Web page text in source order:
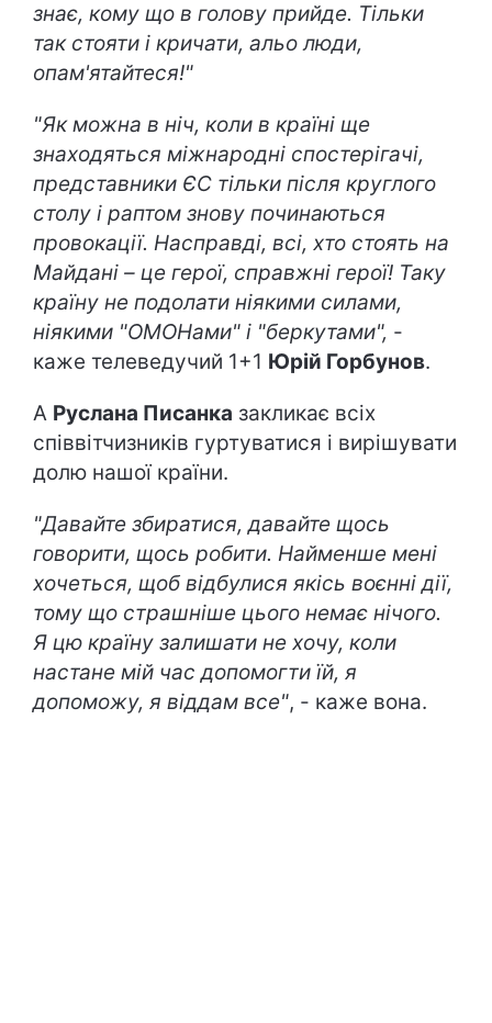
знає, кому що в голову прийде. Тільки
так стояти і кричати, альо люди,
опам'ятайтеся!"
"Як можна в ніч, коли в країні ще
знаходяться міжнародні спостерігачі,
представники ЄС тільки після круглого
столу і раптом знову починаються
провокації. Насправді, всі, хто стоять на
Майдані – це герої, справжні герої! Таку
країну не подолати ніякими силами,
ніякими "ОМОНами" і "беркутами", -
каже телеведучий 1+1 Юрій Горбунов.
А Руслана Писанка закликає всіх
співвітчизників гуртуватися і вирішувати
долю нашої країни.
"Давайте збиратися, давайте щось
говорити, щось робити. Найменше мені
хочеться, щоб відбулися якісь воєнні дії,
тому що страшніше цього немає нічого.
Я цю країну залишати не хочу, коли
настане мій час допомогти їй, я
допоможу, я віддам все", - каже вона.